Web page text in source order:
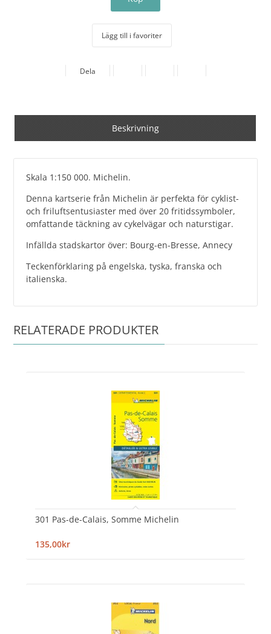
Lägg till i favoriter
Dela
Beskrivning
Skala 1:150 000. Michelin.
Denna kartserie från Michelin är perfekta för cyklist-
och friluftsentusiaster med över 20 fritidssymboler,
omfattande täckning av cykelvägar och naturstigar.
Infällda stadskartor över: Bourg-en-Bresse, Annecy
Teckenförklaring på engelska, tyska, franska och
italienska.
RELATERADE PRODUKTER
301 Pas-de-Calais, Somme Michelin
135,00kr